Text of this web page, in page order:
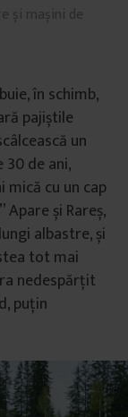
și mașini de
în schimb,
pajiștile
un
30 de ani,
mică cu un cap
Apare și Rareș,
albastre, și
tot mai
nedespărțit
puțin